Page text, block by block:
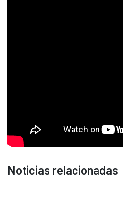
Noticias relacionadas